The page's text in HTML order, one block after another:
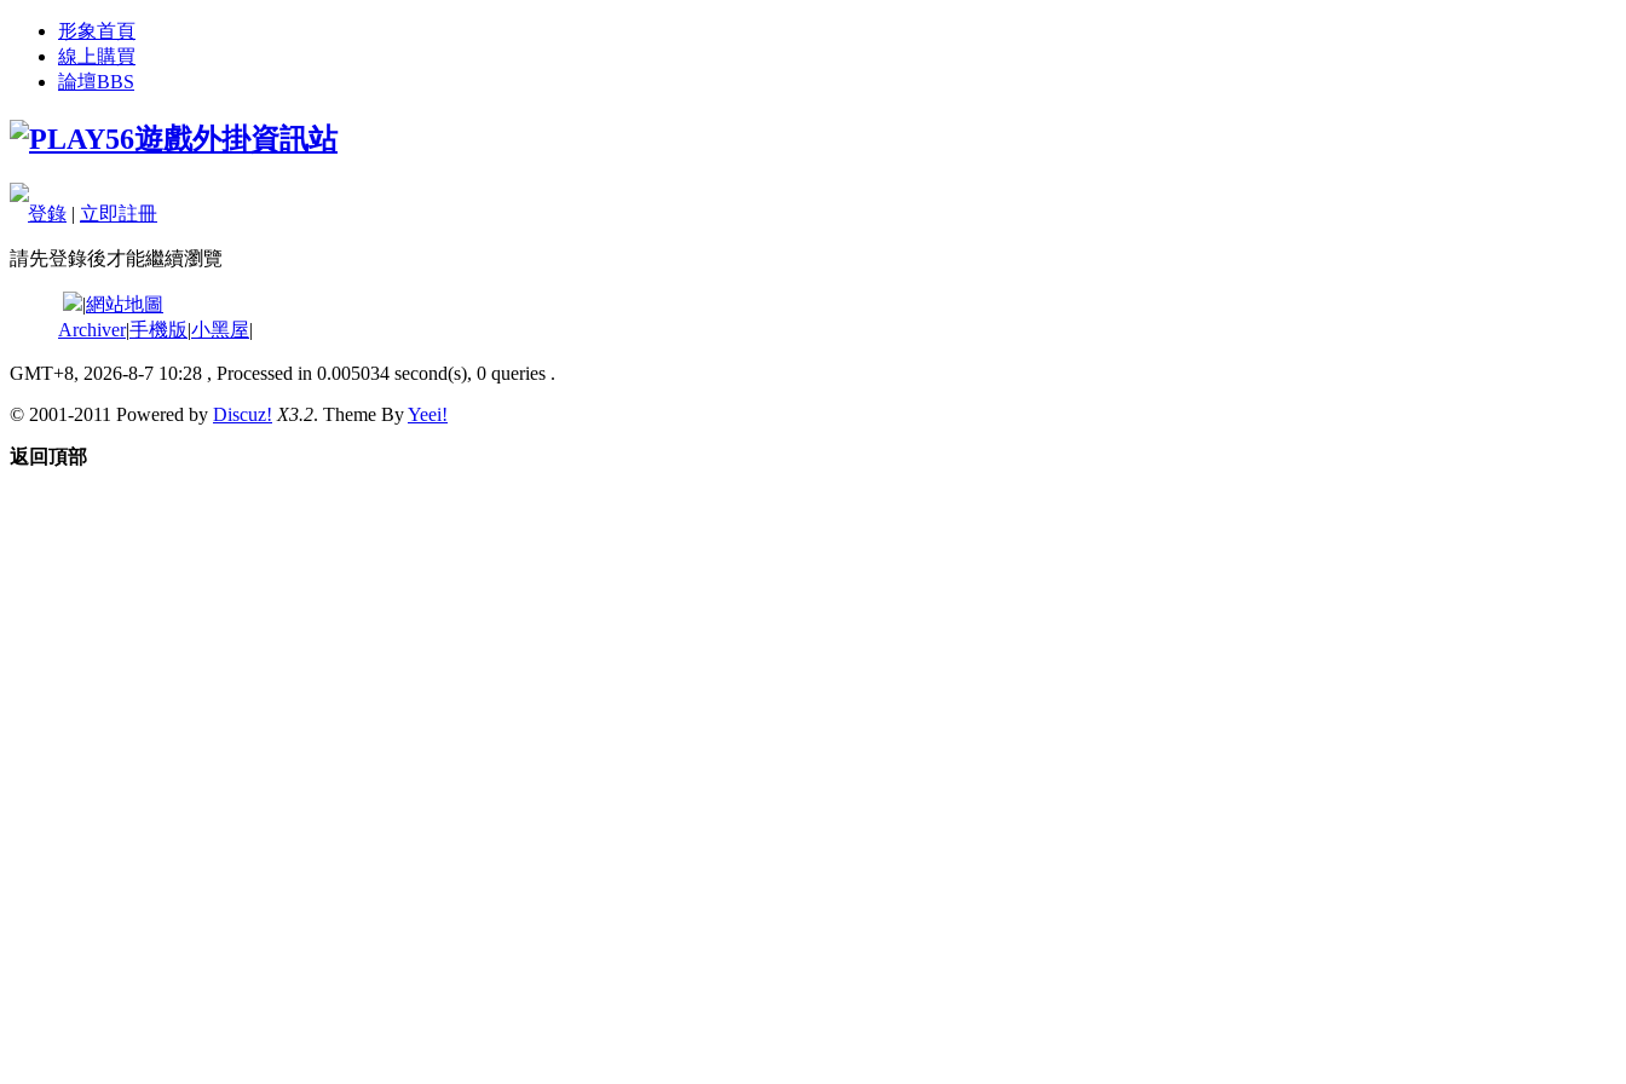
形象首頁
線上購買
論壇BBS
登錄 | 立即註冊
請先登錄後才能繼續瀏覽
|網站地圖
Archiver|手機版|小黑屋|
GMT+8, 2026-8-7 10:28 , Processed in 0.005034 second(s), 0 queries .
© 2001-2011 Powered by Discuz! X3.2. Theme ByYeei!
返回頂部